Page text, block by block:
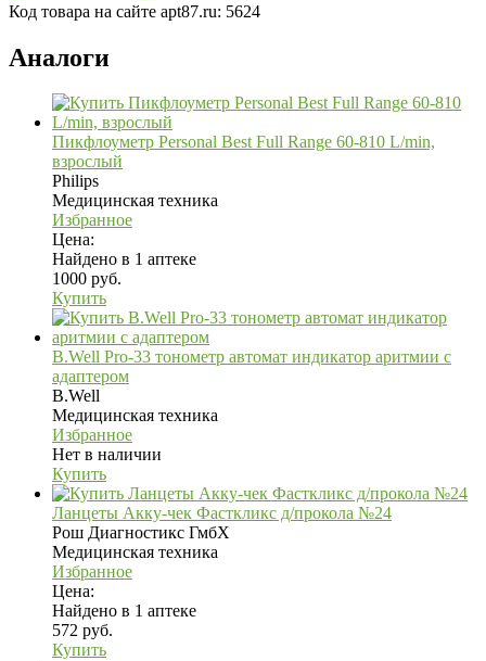
Код товара на сайте apt87.ru: 5624
Аналоги
Пикфлоуметр Personal Best Full Range 60-810 L/min,
взрослый
Philips
Медицинская техника
Избранное
Цена:
Найдено в 1 аптеке
1000 руб.
Купить
B.Well Pro-33 тонометр автомат индикатор аритмии с
адаптером
B.Well
Медицинская техника
Избранное
Нет в наличии
Купить
Ланцеты Акку-чек Фасткликс д/прокола №24
Рош Диагностикс ГмбХ
Медицинская техника
Избранное
Цена:
Найдено в 1 аптеке
572 руб.
Купить